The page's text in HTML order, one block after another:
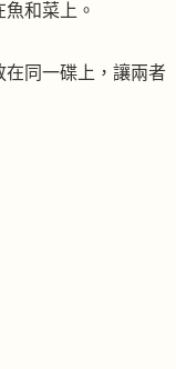
和菜上。
在同一碟上，讓兩者